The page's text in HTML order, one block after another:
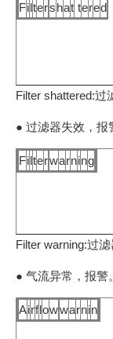
Filtershat tered
Filter shattered:过
● 过滤器失效，报
Filterwarning
Filter warning:过
● 气流异常，报警。
Airflowwarnin